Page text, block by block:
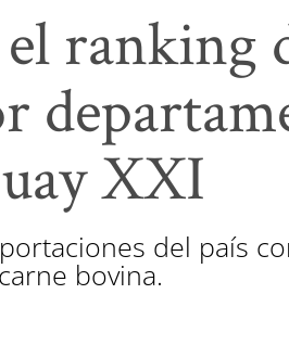
ranking
XXI
del país
bovina.